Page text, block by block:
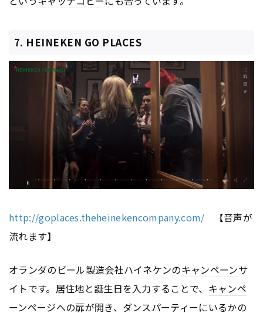
7. HEINEKEN GO PLACES
http://goplaces.theheinekencompany.com/ 【音声が
流れます】
オランダのビール製造会社ハイネケンのキャンペーンサ
イトです。居住地と誕生日を入力することで、 キャンペ
ーンページへの扉が開き、ダンスパーティーにいるかの